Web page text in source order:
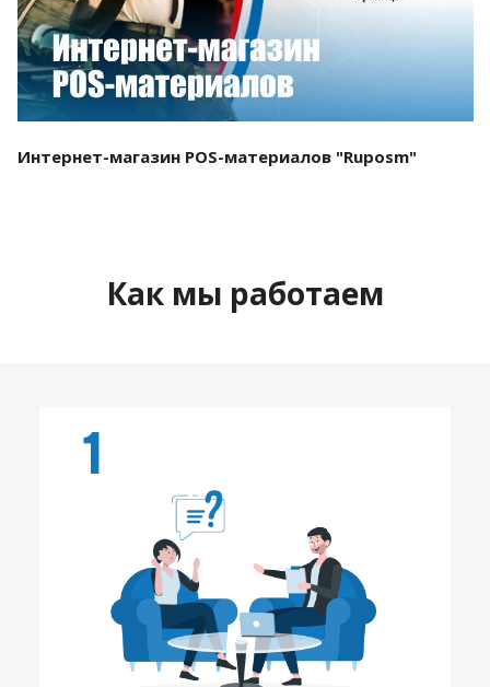
Интернет-магазин POS-материалов "Ruposm"
Как мы работаем
1